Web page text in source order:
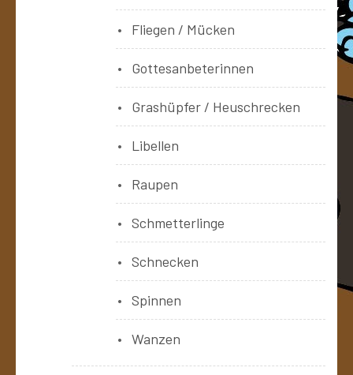
Fliegen / Mücken
Gottesanbeterinnen
Grashüpfer / Heuschrecken
Libellen
Raupen
Schmetterlinge
Schnecken
Spinnen
Wanzen